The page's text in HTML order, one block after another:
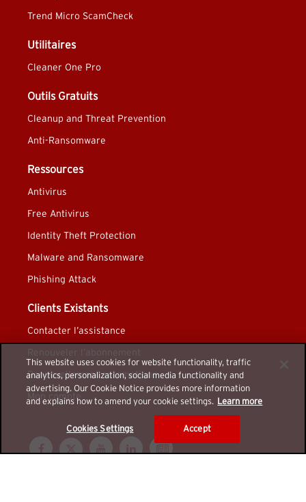
Trend Micro ScamCheck
Utilitaires
Cleaner One Pro
Outils Gratuits
Cleanup and Threat Prevention
Anti-Ransomware
Ressources
Antivirus
Free Antivirus
Identity Theft Protection
Malware and Ransomware
Phishing Attack
Clients Existants
Contacter l’assistance
Renouveler l’abonnement
Renouvellement automatique
Mon compte
This website uses cookies for website functionality, traffic
analytics, personalization, social media functionality and
advertising. Our Cookie Notice provides more information
and explains how to amend your cookie settings. Learn more
Cookies Settings Accept